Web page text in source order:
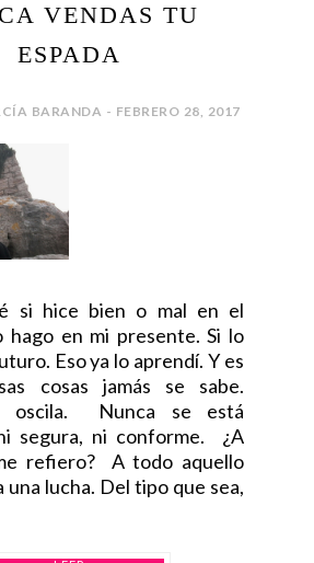
VENDAS TU
ESPADA
BARANDA - FEBRERO 28, 2017
si hice bien o mal en el
hago en mi presente. Si lo
Eso ya lo aprendí. Y es
cosas jamás se sabe.
oscila. Nunca se está
segura, ni conforme. ¿A
refiero? A todo aquello
una lucha. Del tipo que sea,